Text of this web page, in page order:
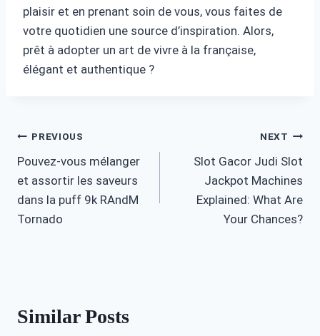
plaisir et en prenant soin de vous, vous faites de
votre quotidien une source d’inspiration. Alors,
prêt à adopter un art de vivre à la française,
élégant et authentique ?
Post
navigation
PREVIOUS
Pouvez-vous mélanger
et assortir les saveurs
dans la puff 9k RAndM
Tornado
NEXT
Slot Gacor Judi Slot
Jackpot Machines
Explained: What Are
Your Chances?
Similar Posts